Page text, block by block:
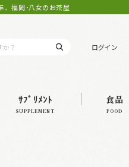
、福岡･八女のお茶屋
ログイン
ｻﾌﾟﾘﾒﾝﾄ
SUPPLEMENT
食品
FOOD